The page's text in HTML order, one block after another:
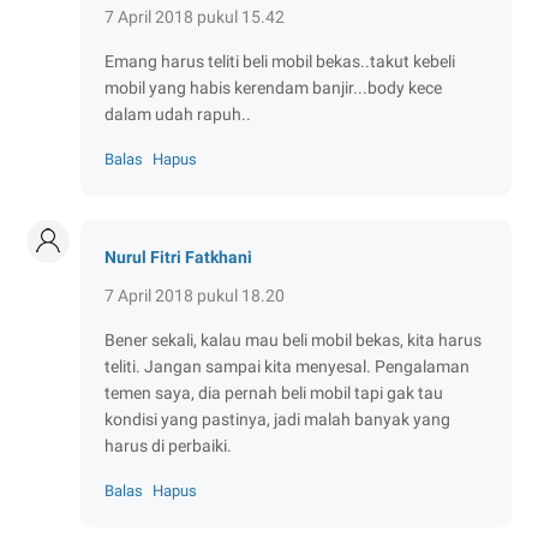
7 April 2018 pukul 15.42
Emang harus teliti beli mobil bekas..takut kebeli
mobil yang habis kerendam banjir...body kece
dalam udah rapuh..
Balas Hapus
Nurul Fitri Fatkhani
7 April 2018 pukul 18.20
Bener sekali, kalau mau beli mobil bekas, kita harus
teliti. Jangan sampai kita menyesal. Pengalaman
temen saya, dia pernah beli mobil tapi gak tau
kondisi yang pastinya, jadi malah banyak yang
harus di perbaiki.
Balas Hapus